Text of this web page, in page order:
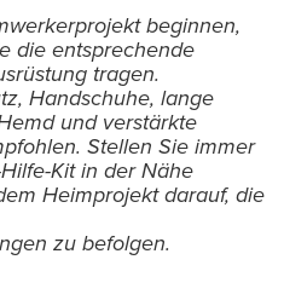
beginnen,
die entsprechende
tragen.
Handschuhe, lange
und verstärkte
Stellen Sie immer
Kit in der Nähe
Heimprojekt darauf, die
zu befolgen.